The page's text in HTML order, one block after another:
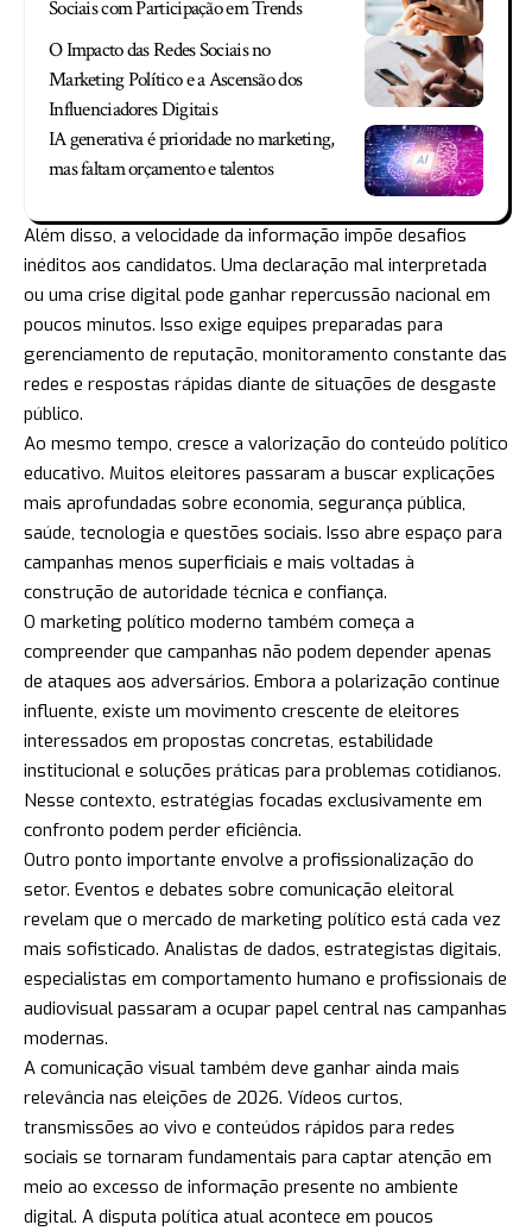
Sociais com Participação em Trends
O Impacto das Redes Sociais no
Marketing Político e a Ascensão dos
Influenciadores Digitais
IA generativa é prioridade no marketing,
mas faltam orçamento e talentos
Além disso, a velocidade da informação impõe desafios
inéditos aos candidatos. Uma declaração mal interpretada
ou uma crise digital pode ganhar repercussão nacional em
poucos minutos. Isso exige equipes preparadas para
gerenciamento de reputação, monitoramento constante das
redes e respostas rápidas diante de situações de desgaste
público.
Ao mesmo tempo, cresce a valorização do conteúdo político
educativo. Muitos eleitores passaram a buscar explicações
mais aprofundadas sobre economia, segurança pública,
saúde, tecnologia e questões sociais. Isso abre espaço para
campanhas menos superficiais e mais voltadas à
construção de autoridade técnica e confiança.
O marketing político moderno também começa a
compreender que campanhas não podem depender apenas
de ataques aos adversários. Embora a polarização continue
influente, existe um movimento crescente de eleitores
interessados em propostas concretas, estabilidade
institucional e soluções práticas para problemas cotidianos.
Nesse contexto, estratégias focadas exclusivamente em
confronto podem perder eficiência.
Outro ponto importante envolve a profissionalização do
setor. Eventos e debates sobre comunicação eleitoral
revelam que o mercado de marketing político está cada vez
mais sofisticado. Analistas de dados, estrategistas digitais,
especialistas em comportamento humano e profissionais de
audiovisual passaram a ocupar papel central nas campanhas
modernas.
A comunicação visual também deve ganhar ainda mais
relevância nas eleições de 2026. Vídeos curtos,
transmissões ao vivo e conteúdos rápidos para redes
sociais se tornaram fundamentais para captar atenção em
meio ao excesso de informação presente no ambiente
digital. A disputa política atual acontece em poucos